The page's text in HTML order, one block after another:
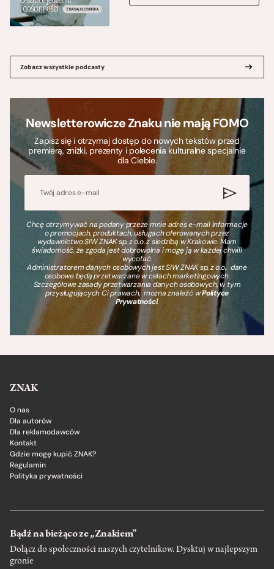
Zobacz wszystkie podcasty
Newsletterowicze Znaku nie mają FOMO
Zapisz się i otrzymaj dostęp do nowych tekstów przed
premierą, zniżki, prezenty i polecenia kulturalne specjalnie
dla Ciebie.
Chcę otrzymywać na podany przeze mnie adres e-mail informacje
o promocjach, produktach, usługach oferowanych przez
wydawnictwo SIW ZNAK sp. z o.o. z siedzibą w Krakowie. Mam
świadomość, że zgoda jest dobrowolna i mogę ją w każdej chwili
wycofać.
Administratorem danych osobowych jest SIW ZNAK sp. z o.o., dane
osobowe będą przetwarzane w celach marketingowych.
Szczegółowe zasady przetwarzania danych osobowych, w tym
przysługujących Ci prawach, można znaleźć wPolityce
Prywatności.
ZNAK
O nas
Dla autorów
Dla reklamodawców
Kontakt
Gdzie mogę kupić ZNAK?
Regulamin
Polityka prywatności
Bądź na bieżąco ze „Znakiem”
Dołącz do społeczności naszych czytelnikow. Dysktuj w najlepszym
gronie